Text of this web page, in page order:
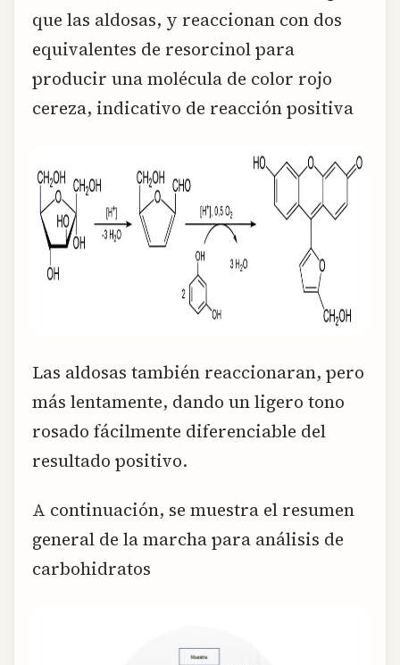
que las aldosas, y reaccionan con dos
equivalentes de resorcinol para
producir una molécula de color rojo
cereza, indicativo de reacción positiva
Las aldosas también reaccionaran, pero
más lentamente, dando un ligero tono
rosado fácilmente diferenciable del
resultado positivo.
A continuación, se muestra el resumen
general de la marcha para análisis de
carbohidratos